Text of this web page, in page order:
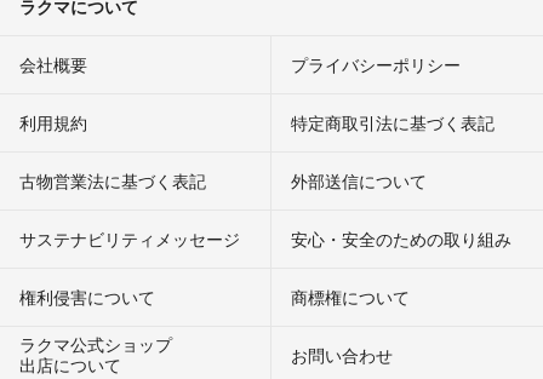
ラクマについて
会社概要 プライバシーポリシー
利用規約 特定商取引法に基づく表記
古物営業法に基づく表記 外部送信について
サステナビリティメッセージ 安心・安全のための取り組み
権利侵害について
商標権について
ラクマ公式ショップ
出店について
お問い合わせ